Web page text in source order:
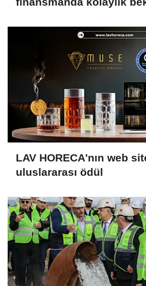
LAV HORECA'nın web
uluslararası ödül